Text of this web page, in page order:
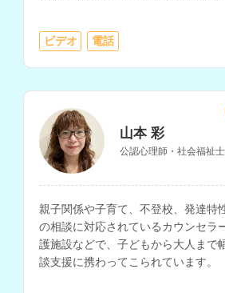
ビデオ 電話
山本 彩
公認心理師・社会福祉士
親子関係や子育て、不登校、発達特
の相談に対応されているカウンセラ
護施設などで、子どもから大人まで
談支援に携わってこられています。